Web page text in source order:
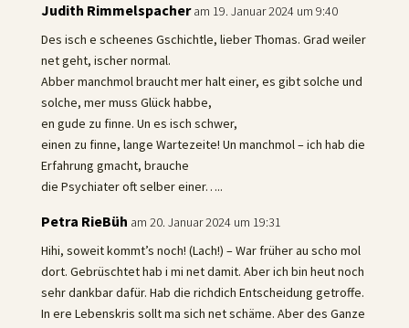
Judith Rimmelspacher am 19. Januar 2024 um 9:40
Des isch e scheenes Gschichtle, lieber Thomas. Grad weiler
net geht, ischer normal.
Abber manchmol braucht mer halt einer, es gibt solche und
solche, mer muss Glück habbe,
en gude zu finne. Un es isch schwer,
einen zu finne, lange Wartezeite! Un manchmol – ich hab die
Erfahrung gmacht, brauche
die Psychiater oft selber einer…..
Petra RieBüh am 20. Januar 2024 um 19:31
Hihi, soweit kommt’s noch! (Lach!) – War früher au scho mol
dort. Gebrüschtet hab i mi net damit. Aber ich bin heut noch
sehr dankbar dafür. Hab die richdich Entscheidung getroffe.
In ere Lebenskris sollt ma sich net schäme. Aber des Ganze